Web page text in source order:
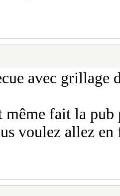
avec grillage
même fait la pub
voulez allez